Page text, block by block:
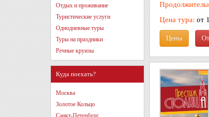
Отдых и проживание
Туристические услуги
Однодневные туры
Туры на праздники
Речные круизы
Куда поехать?
Москва
Золотое Кольцо
Санкт-Петербург
Цена тура: от
Цены